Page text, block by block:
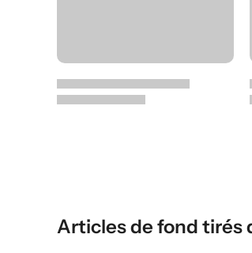
Articles de fond tirés